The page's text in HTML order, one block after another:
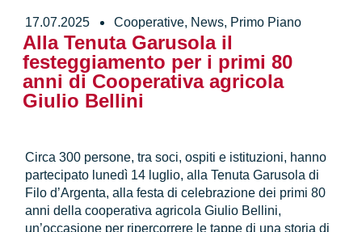
17.07.2025 Cooperative, News, Primo Piano
Alla Tenuta Garusola il
festeggiamento per i primi 80
anni di Cooperativa agricola
Giulio Bellini
Circa 300 persone, tra soci, ospiti e istituzioni, hanno
partecipato lunedì 14 luglio, alla Tenuta Garusola di
Filo d’Argenta, alla festa di celebrazione dei primi 80
anni della cooperativa agricola Giulio Bellini,
un’occasione per ripercorrere le tappe di una storia di